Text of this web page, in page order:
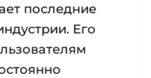
последние
Его